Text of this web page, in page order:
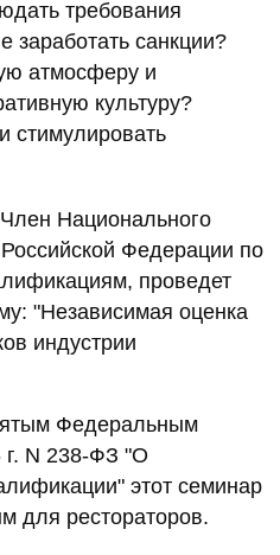
требования
заработать санкции?
атмосферу и
культуру?
стимулировать
Национального
Федерации по
проведет
"Независимая оценка
индустрии
Федеральным
г. N 238-ФЗ "О
этот семинар
для рестораторов.